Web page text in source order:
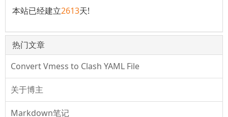
本站已经建立2613天!
热门文章
Convert Vmess to Clash YAML File
关于博主
Markdown笔记